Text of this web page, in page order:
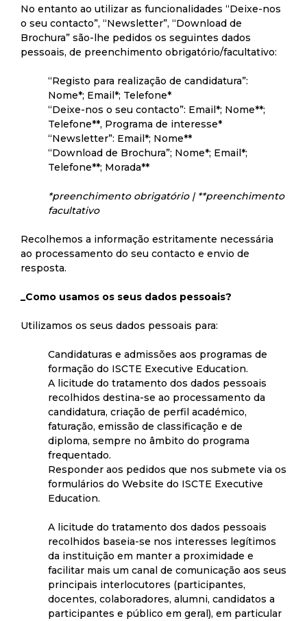
No entanto ao utilizar as funcionalidades “Deixe-nos
o seu contacto”, “Newsletter”, “Download de
Brochura” são-lhe pedidos os seguintes dados
pessoais, de preenchimento obrigatório/facultativo:
“Registo para realização de candidatura”:
Nome*; Email*; Telefone*
“Deixe-nos o seu contacto”: Email*; Nome**;
Telefone**, Programa de interesse*
“Newsletter”: Email*; Nome**
“Download de Brochura”; Nome*; Email*;
Telefone**; Morada**
*preenchimento obrigatório | **preenchimento
facultativo
Recolhemos a informação estritamente necessária
ao processamento do seu contacto e envio de
resposta.
_Como usamos os seus dados pessoais?
Utilizamos os seus dados pessoais para:
Candidaturas e admissões aos programas de
formação do ISCTE Executive Education.
A licitude do tratamento dos dados pessoais
recolhidos destina-se ao processamento da
candidatura, criação de perfil académico,
faturação, emissão de classificação e de
diploma, sempre no âmbito do programa
frequentado.
Responder aos pedidos que nos submete via os
formulários do Website do ISCTE Executive
Education.
A licitude do tratamento dos dados pessoais
recolhidos baseia-se nos interesses legítimos
da instituição em manter a proximidade e
facilitar mais um canal de comunicação aos seus
principais interlocutores (participantes,
docentes, colaboradores, alumni, candidatos a
participantes e público em geral), em particular